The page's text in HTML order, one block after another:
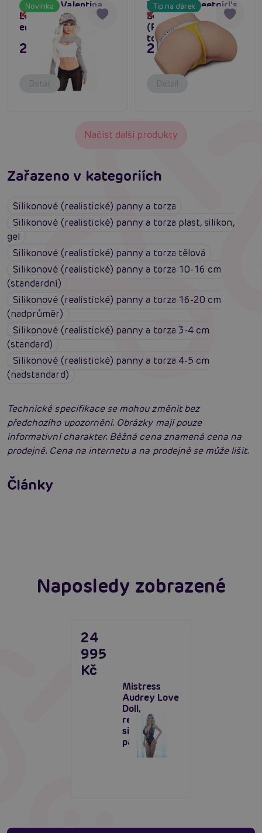
Novinka
Mistress Valentina
Love Doll, realistická
erotická panna
Dočasně vyprodané
24 995 Kč
Detail
Tip na dárek
LoveToy Streetgirl's
Sensation Pulse 3
(Flesh), vibrační
torzo masturbátor
Dočasně vyprodané
2 495 Kč
Detail
Načíst další produkty
Zařazeno v kategoriích
Silikonové (realistické) panny a torza
Silikonové (realistické) panny a torza plast, silikon,
gel
Silikonové (realistické) panny a torza tělová
Silikonové (realistické) panny a torza 10-16 cm
(standardní)
Silikonové (realistické) panny a torza 16-20 cm
(nadprůměr)
Silikonové (realistické) panny a torza 3-4 cm
(standard)
Silikonové (realistické) panny a torza 4-5 cm
(nadstandard)
Technické specifikace se mohou změnit bez
předchozího upozornění. Obrázky mají pouze
informativní charakter. Běžná cena znamená cena na
prodejně. Cena na internetu a na prodejně se může lišit.
Články
Erotická inteligence: Příručka Sexiomů
Číst více
Swingers party poprvé: Erotický ráj plný
extáze? Průvodce, který ti otevře dveře!
Naposledy zobrazené
Mistress
Audrey Love
Doll,
realistická
silikonová
panna
24
995
Kč